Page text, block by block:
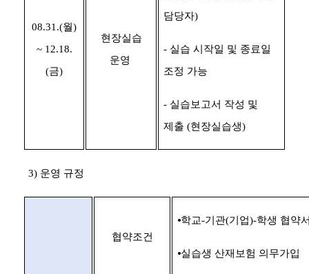
08.31.(월)
~ 12.18.
(금)
현장실습
운영
담당자)
- 실습 시작일 및 종료일
조정 가능
- 실습보고서 작성 및
제출 (현장실습생)
3) 운영 규정
협약조건
⦁학교-기관(기업)-학생 협약
⦁실습생 산재보험 의무가입